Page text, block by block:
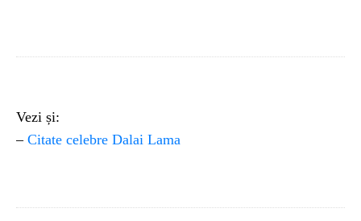
Vezi și:
– Citate celebre Dalai Lama